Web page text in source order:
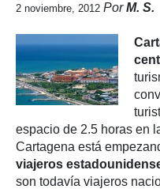
2 noviembre, 2012 PorM. S.
espacio de 2.5 horas en
Cartagena está
viajeros
son todavía viajeros